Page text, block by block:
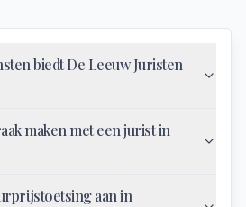
biedt De Leeuw Juristen
maken met een jurist in
aan in